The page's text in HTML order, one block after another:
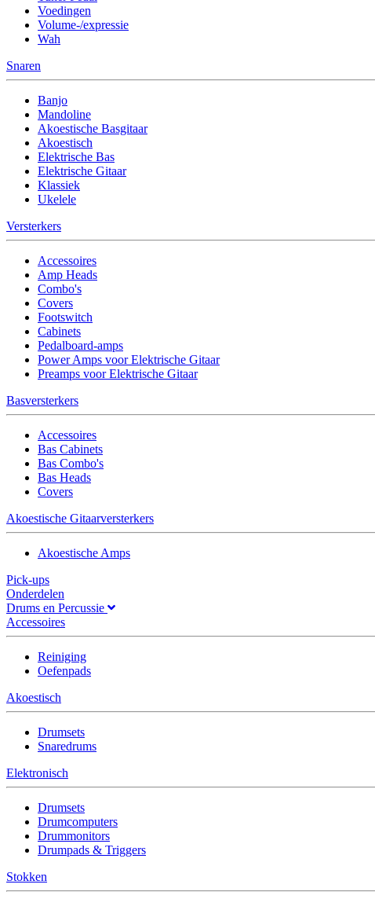
Voedingen
Volume-/expressie
Wah
Snaren
Banjo
Mandoline
Akoestische Basgitaar
Akoestisch
Elektrische Bas
Elektrische Gitaar
Klassiek
Ukelele
Versterkers
Accessoires
Amp Heads
Combo's
Covers
Footswitch
Cabinets
Pedalboard-amps
Power Amps voor Elektrische Gitaar
Preamps voor Elektrische Gitaar
Basversterkers
Accessoires
Bas Cabinets
Bas Combo's
Bas Heads
Covers
Akoestische Gitaarversterkers
Akoestische Amps
Pick-ups
Onderdelen
Drums en Percussie
Accessoires
Reiniging
Oefenpads
Akoestisch
Drumsets
Snaredrums
Elektronisch
Drumsets
Drumcomputers
Drummonitors
Drumpads & Triggers
Stokken